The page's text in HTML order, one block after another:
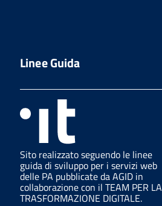
Linee Guida
Sito realizzato seguendo le linee
guida di sviluppo per i servizi web
delle PA pubblicate da AGID in
collaborazione con il TEAM PER LA
TRASFORMAZIONE DIGITALE.